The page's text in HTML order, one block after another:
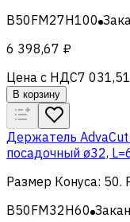
B50FM27H100
6 398,67 ₽
Цена с НДС7
В корзину
Держатель
посадочный ø32,
Размер Конуса: 50.
B50FM32H60